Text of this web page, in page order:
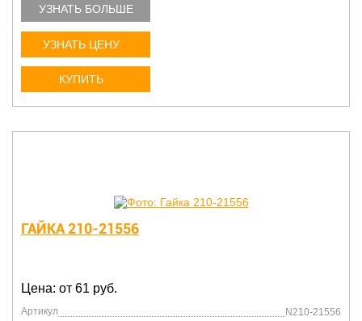
УЗНАТЬ БОЛЬШЕ
УЗНАТЬ ЦЕНУ
КУПИТЬ
ГАЙКА 210-21556
Цена: от 61 руб.
Артикул N210-21556